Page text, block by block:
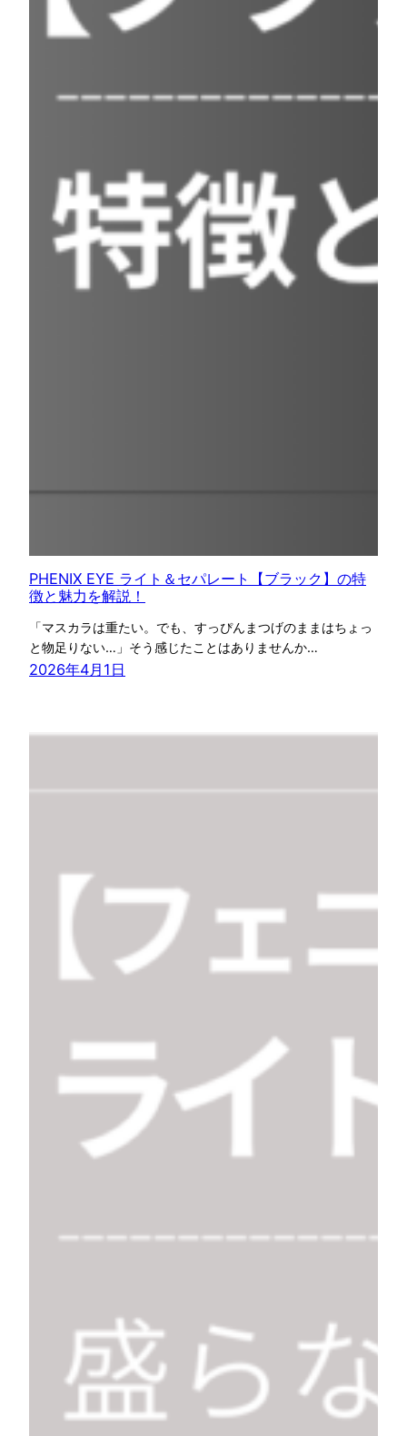
PHENIX EYE ライト＆セパレート【ブラック】の特
徴と魅力を解説！
「マスカラは重たい。でも、すっぴんまつげのままはちょっ
と物足りない…」そう感じたことはありませんか…
2026年4月1日